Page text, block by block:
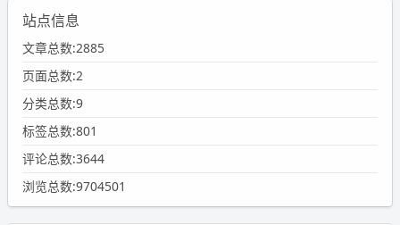
站点信息
文章总数:2885
页面总数:2
分类总数:9
标签总数:801
评论总数:3644
浏览总数:9704501